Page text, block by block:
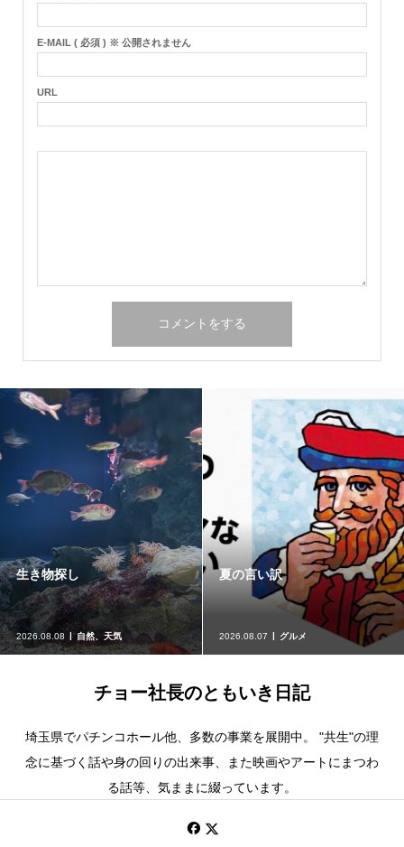
E-MAIL ( 必須 ) ※ 公開されません
URL
き物探し
自然、天気
夏の言い訳
2026.08.07 グルメ
チョー社長のともいき日記
埼玉県でパチンコホール他、多数の事業を展開中。 "共生"の理
念に基づく話や身の回りの出来事、また映画やアートにまつわ
る話等、気ままに綴っています。